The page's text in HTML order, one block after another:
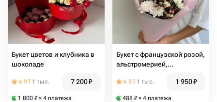
Букет цветов и клубника в
шоколаде
4.97 1 тыс. 7 200₽
1 800 ₽ × 4 платежа
Букет с французской розой,
альстромерией,
гиперикума
4.87 1 тыс. 1 950₽
488 ₽ × 4 платежа